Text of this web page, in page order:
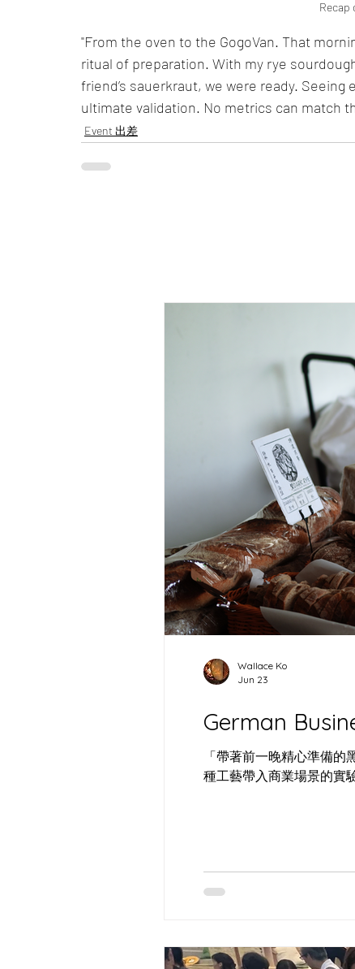
Recap
"From the oven to the GogoVan. That
ritual of preparation. With my rye
friend’s sauerkraut, we were ready.
ultimate validation. No metrics can match
Event 出差
Moody Visual Studio：一個
「持刀者」的影像矩陣
酸味麵包
SOUR
German
「帶著前一晚精心準備
種工藝帶入商業場景的實
Wallace Ko
Jun 23